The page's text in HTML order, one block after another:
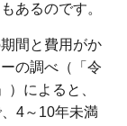
あるのです。
間と費用がか
の調べ（「令
によると、
4～10年未満